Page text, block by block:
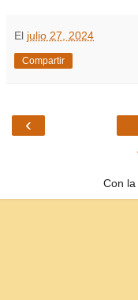
El julio 27, 2024
Compartir
‹
Con